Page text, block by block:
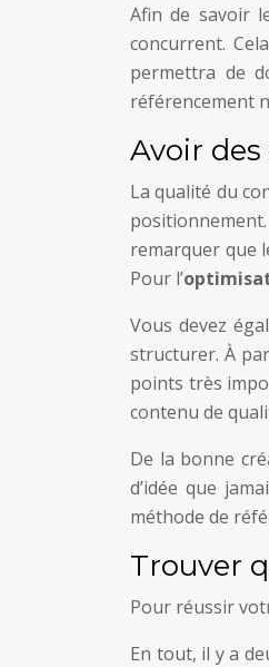
Afin de savoir
concurrent.
permettra de
référencement
Avoir
La qualité du
remarquer que
Pour l’
Vous devez
structurer. À
points très
contenu de
De la bonne
d’idée que
méthode de
Trouver
Pour réussir
En tout, il y a